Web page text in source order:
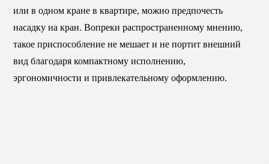
или в одном кране в квартире, можно предпочесть
насадку на кран. Вопреки распространенному мнению,
такое приспособление не мешает и не портит внешний
вид благодаря компактному исполнению,
эргономичности и привлекательному оформлению.